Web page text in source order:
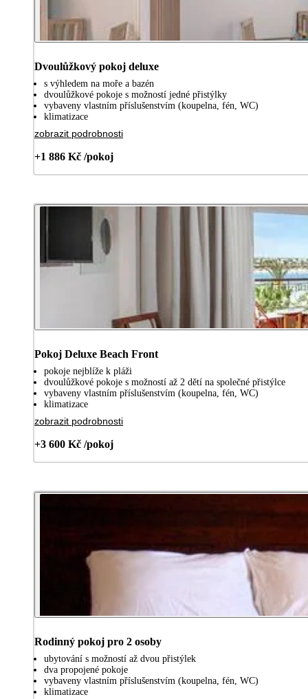
Dvoulůžkový pokoj deluxe
s výhledem na moře a bazén
dvoulůžkové pokoje s možností jedné přistýlky
vybaveny vlastním příslušenstvím (koupelna, fén, WC)
klimatizace
zobrazit podrobnosti
+1 886 Kč /pokoj
Pokoj Deluxe Beach Front
pokoje nejblíže k pláži
dvoulůžkové pokoje s možností až 2 dětí na společné přistýlce
vybaveny vlastním příslušenstvím (koupelna, fén, WC)
klimatizace
zobrazit podrobnosti
+3 600 Kč /pokoj
Rodinný pokoj pro 2 osoby
ubytování s možností až dvou přistýlek
dva propojené pokoje
vybaveny vlastním příslušenstvím (koupelna, fén, WC)
klimatizace